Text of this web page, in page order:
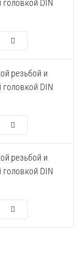
крюком RUO
крюком RUС
крюком RUL
8х8мм
DIN
резьбой и
DIN
резьбой и
DIN